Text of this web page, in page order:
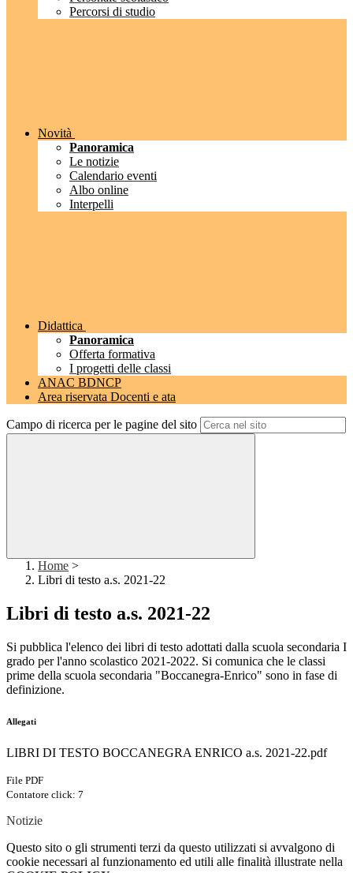
Percorsi di studio
Novità
Panoramica
Le notizie
Calendario eventi
Albo online
Interpelli
Didattica
Panoramica
Offerta formativa
I progetti delle classi
ANAC BDNCP
Area riservata Docenti e ata
Campo di ricerca per le pagine del sito
Home >
Libri di testo a.s. 2021-22
Libri di testo a.s. 2021-22
Si pubblica l'elenco dei libri di testo adottati dalla scuola secondaria I
grado per l'anno scolastico 2021-2022. Si comunica che le classi
prime della scuola secondaria "Boccanegra-Enrico" sono in fase di
definizione.
Allegati
LIBRI DI TESTO BOCCANEGRA ENRICO a.s. 2021-22.pdf
File PDF
Contatore click: 7
Notizie
Questo sito o gli strumenti terzi da questo utilizzati si avvalgono di
cookie necessari al funzionamento ed utili alle finalità illustrate nella